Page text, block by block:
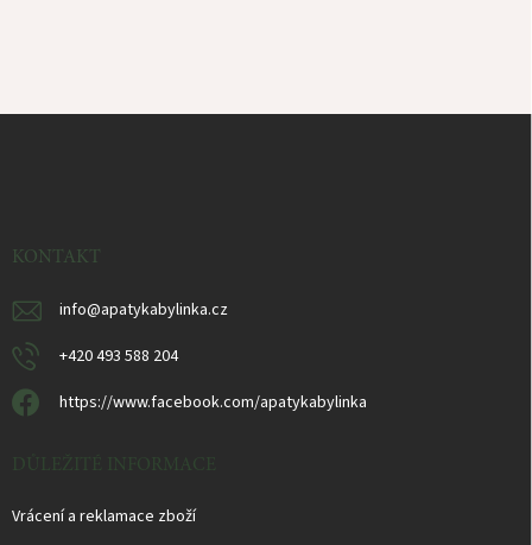
KONTAKT
info@apatykabylinka.cz
+420 493 588 204
https://www.facebook.com/apatykabylinka
DŮLEŽITÉ INFORMACE
Vrácení a reklamace zboží